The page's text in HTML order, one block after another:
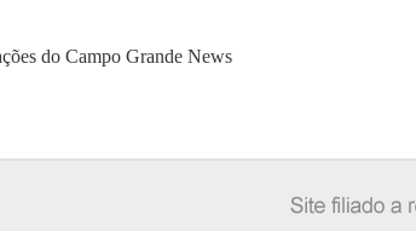
do Campo Grande News